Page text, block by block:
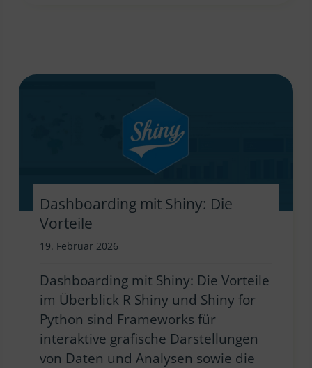
Dashboarding mit Shiny: Die
Vorteile
19. Februar 2026
Dashboarding mit Shiny: Die Vorteile
im Überblick R Shiny und Shiny for
Python sind Frameworks für
interaktive grafische Darstellungen
von Daten und Analysen sowie die